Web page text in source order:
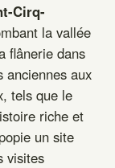
Cirq-
la vallée
flânerie dans
anciennes aux
tels que le
riche et
un site
visites